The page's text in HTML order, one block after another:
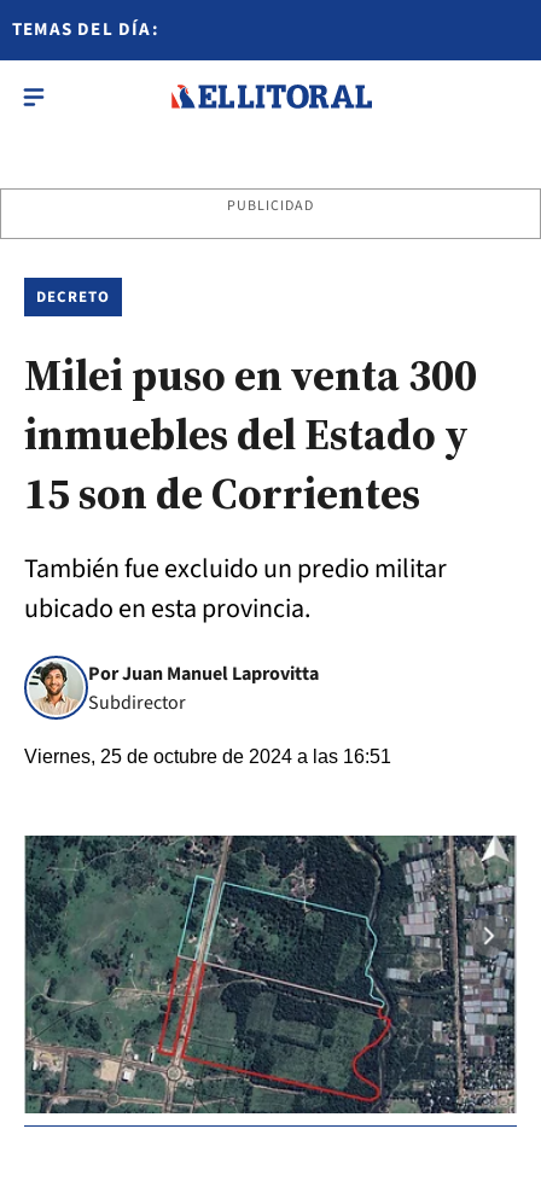
TEMAS DEL DÍA:
PUBLICIDAD
DECRETO
Milei puso en venta 300
inmuebles del Estado y
15 son de Corrientes
También fue excluido un predio militar
ubicado en esta provincia.
Por Juan Manuel Laprovitta
Subdirector
Viernes, 25 de octubre de 2024 a las 16:51